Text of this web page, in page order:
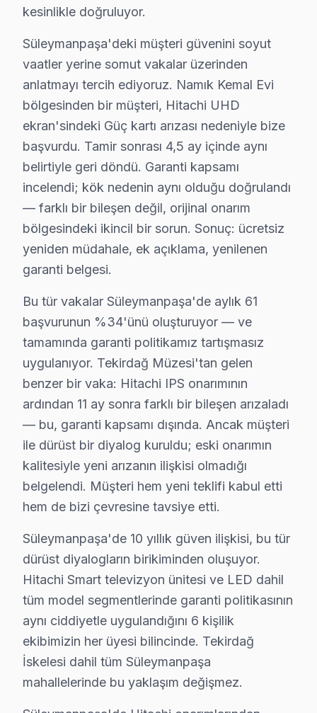
Ardından televizyon’nizin ekranında görülen
Süleymanpaşa, konut yoğunluğu yüksek bir yerleşim
Eğer sorun devam ediyorsa, TV’nizin kullanım
Süleymanpaşa'de Hitachi Servis Seçerken
Süleymanpaşa'da Hitachi TV'ler söz konusu
1.Panel Arızası:Ekranın bir kısmında ya da
Anakart Sorunları:
TV açıldığında görüntü
Güç Kartı Problemleri:TV açılmadığında,
4.Backlight Sorunları:Ekranda ses var fakat görüntü
5.Yazılım Sorunları: Güncelleme yapılmadığında ya
Bu sorunların her biri Hitachi marka TV'lerde
Süleymanpaşa Mahallelerinde Hitachi Servis
Namık Kemal Bölgesinde Hitachi Servisi
Namık Kemal bölgesi, apartman yoğunluğu ile dikkat
Osmanlı Bölgesinde Hitachi Servisi
Osmanlı bölgesi, geniş sokakları ve rahat ulaşımı ile
Turgut Bölgesinde Hitachi Servisi
Turgut mahallesi, küçük ama yoğun bir yerleşim alanı
Yavuz bölgesi, genellikle apartmanlarla çevrili bir alan
Zafer Bölgesinde Hitachi Servisi
Zafer mahallesi, geniş caddeleri ve ferah yapısı ile
Altınova Bölgesinde Hitachi Servisi
Altınova, apartman sayısının fazla olduğu ancak
kesinlikle doğruluyor.
Süleymanpaşa'deki müşteri güvenini soyut
vaatler yerine somut vakalar üzerinden
anlatmayı tercih ediyoruz. Namık Kemal Evi
bölgesinden bir müşteri, Hitachi UHD
ekran'sindeki Güç kartı arızası nedeniyle bize
başvurdu. Tamir sonrası 4,5 ay içinde aynı
belirtiyle geri döndü. Garanti kapsamı
incelendi; kök nedenin aynı olduğu doğrulandı
— farklı bir bileşen değil, orijinal onarım
bölgesindeki ikincil bir sorun. Sonuç: ücretsiz
yeniden müdahale, ek açıklama, yenilenen
garanti belgesi.
Bu tür vakalar Süleymanpaşa'de aylık 61
başvurunun %34'ünü oluşturuyor — ve
tamamında garanti politikamız tartışmasız
uygulanıyor. Tekirdağ Müzesi'tan gelen
benzer bir vaka: Hitachi IPS onarımının
ardından 11 ay sonra farklı bir bileşen arızaladı
— bu, garanti kapsamı dışında. Ancak müşteri
ile dürüst bir diyalog kuruldu; eski onarımın
kalitesiyle yeni arızanın ilişkisi olmadığı
belgelendi. Müşteri hem yeni teklifi kabul etti
hem de bizi çevresine tavsiye etti.
Süleymanpaşa'de 10 yıllık güven ilişkisi, bu tür
dürüst diyalogların birikiminden oluşuyor.
Hitachi Smart televizyon ünitesi ve LED dahil
tüm model segmentlerinde garanti politikasının
aynı ciddiyetle uygulandığını 6 kişilik
ekibimizin her üyesi bilincinde. Tekirdağ
İskelesi dahil tüm Süleymanpaşa
mahallelerinde bu yaklaşım değişmez.